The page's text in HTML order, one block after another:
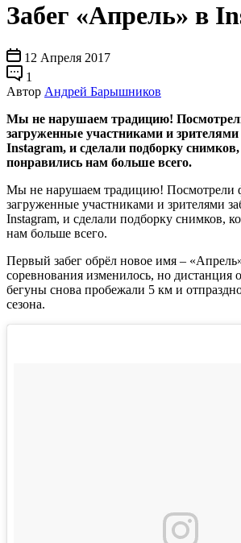
Забег «Апрель» в
12 Апреля 2017
1
Автор Андрей Барышников
Мы не нарушаем традицию!
загруженные участниками и зрителями
Instagram, и сделали подборку
понравились нам больше всего.
Мы не нарушаем традицию! Посмотрели
загруженные участниками и зрителями
Instagram, и сделали подборку снимков,
нам больше всего.
Первый забег обрёл новое имя –
соревнования изменилось, но дистанция
бегуны снова пробежали 5 км и
сезона.